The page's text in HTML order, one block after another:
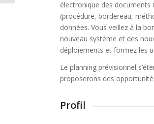
électronique des documents
(procédure, bordereau,
données. Vous veillez à la
nouveau système et des
déploiements et formez les
Le planning prévisionnel
proposerons des
Profil